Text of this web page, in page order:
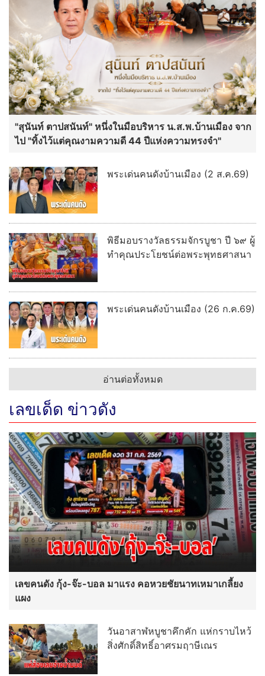
"สุนันท์ ตาปสนันท์" หนึ่งในมือบริหาร น.ส.พ.บ้านเมือง จาก
ไป "ทิ้งไว้แต่คุณงามความดี 44 ปีแห่งความทรงจำ"
พระเด่นคนดังบ้านเมือง (2 ส.ค.69)
พิธีมอบรางวัลธรรมจักรบูชา ปี ๖๙ ผู้
ทำคุณประโยชน์ต่อพระพุทธศาสนา
พระเด่นคนดังบ้านเมือง (26 ก.ค.69)
อ่านต่อทั้งหมด
เลขเด็ด ข่าวดัง
เลขคนดัง กุ้ง-จ๊ะ-บอล มาแรง คอหวยชัยนาทเหมาเกลี้ยง
แผง
วันอาสาฬหบูชาคึกคัก แห่กราบไหว้
สิ่งศักดิ์สิทธิ์อาศรมฤาษีเณร